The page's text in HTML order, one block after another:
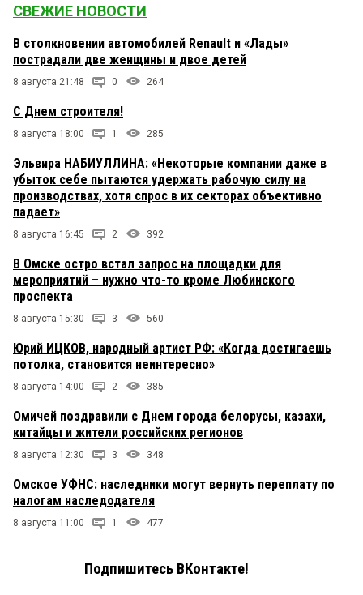
СВЕЖИЕ НОВОСТИ
В столкновении автомобилей Renault и «Лады»
пострадали две женщины и двое детей
8 августа 21:48 0 264
С Днем строителя!
8 августа 18:00 1 285
Эльвира НАБИУЛЛИНА: «Некоторые компании даже в
убыток себе пытаются удержать рабочую силу на
производствах, хотя спрос в их секторах объективно
падает»
8 августа 16:45 2 392
В Омске остро встал запрос на площадки для
мероприятий – нужно что-то кроме Любинского
проспекта
8 августа 15:30 3 560
Юрий ИЦКОВ, народный артист РФ: «Когда достигаешь
потолка, становится неинтересно»
8 августа 14:00 2 385
Омичей поздравили с Днем города белорусы, казахи,
китайцы и жители российских регионов
8 августа 12:30 3 348
Омское УФНС: наследники могут вернуть переплату по
налогам наследодателя
8 августа 11:00 1 477
Подпишитесь ВКонтакте!